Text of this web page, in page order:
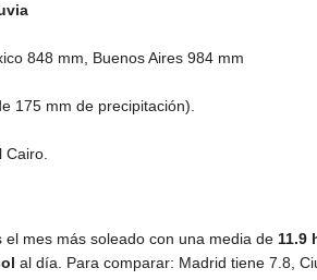
848 mm , Buenos Aires 984 mm
175 mm de precipitación).
el mes más soleado con una media de 11.9
al día. Para comparar: Madrid tiene 7.8,